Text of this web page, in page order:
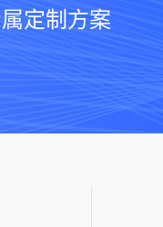
定制方案